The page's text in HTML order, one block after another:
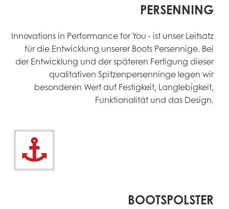
PERSENNING
Innovations in Performance for You - ist unser Leitsatz
für die Entwicklung unserer Boots Persennige. Bei
der Entwicklung und der späteren Fertigung dieser
qualitativen Spitzenpersenninge legen wir
besonderen Wert auf Festigkeit, Langlebigkeit,
Funktionalität und das Design.
BOOTSPOLSTER

